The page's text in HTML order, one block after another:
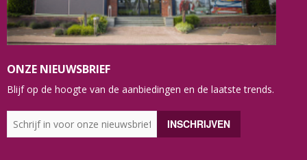
ONZE NIEUWSBRIEF
Blijf op de hoogte van de aanbiedingen en de laatste trends.